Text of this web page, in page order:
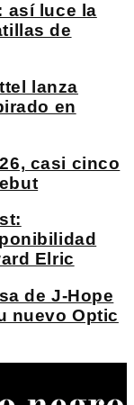
así luce la
de
lanza
en
casi cinco
Elric
de J-Hope
nuevo Optic